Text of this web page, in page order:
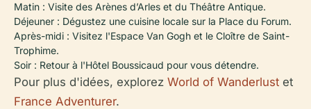
Matin : Visite des Arènes d’Arles et du Théâtre Antique.
Déjeuner : Dégustez une cuisine locale sur la Place du Forum.
Après-midi : Visitez l'Espace Van Gogh et le Cloître de Saint-
Trophime.
Soir : Retour à l'Hôtel Boussicaud pour vous détendre.
Pour plus d'idées, explorez World of Wanderlust et
France Adventurer.